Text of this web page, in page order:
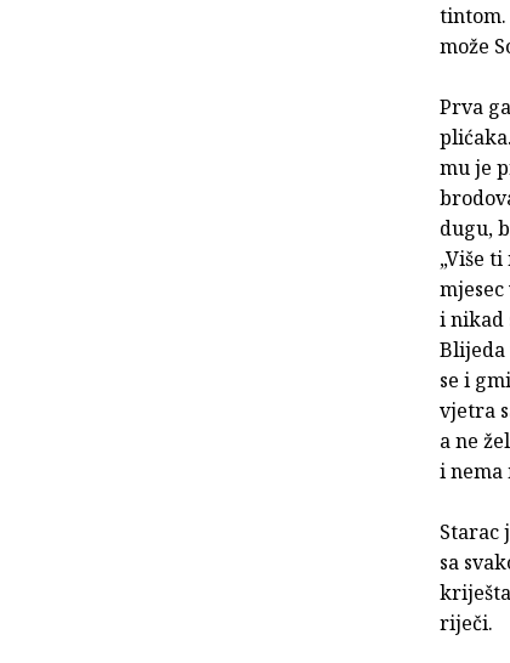
tintom.
može
Prva
mu je
dugu,
„Više
i nikad
Blijeda
se i
vjetra
a ne
i nema
Starac
sa
riječi.